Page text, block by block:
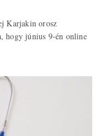
Karjakin orosz
hogy június 9-én online